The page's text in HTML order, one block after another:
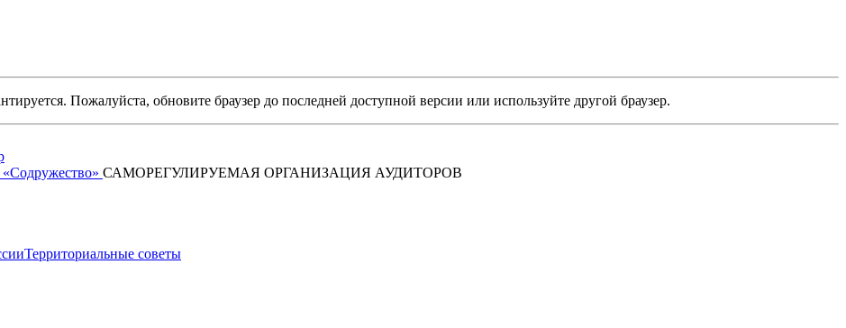
Пожалуйста, обновите браузер до последней доступной версии или используйте другой браузер.
САМОРЕГУЛИРУЕМАЯ ОРГАНИЗАЦИЯ АУДИТОРОВ
Территориальные советы